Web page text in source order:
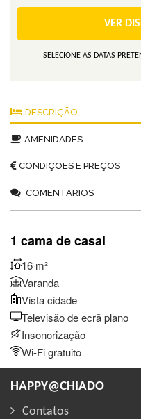
VER
SELECIONE AS DATAS
DESCRIÇÃO
AMENIDADES
CONDIÇÕES E PREÇOS
COMENTÁRIOS
1 cama de casal
16 m²
Varanda
Vista cidade
Televisão de ecrã plano
Insonorização
Wi-Fi gratuito
HAPPY@CHIADO
Contatos